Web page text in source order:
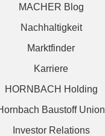
MACHER Blog
Nachhaltigkeit
Marktfinder
Karriere
HORNBACH Holding
Baustoff Union
Investor Relations